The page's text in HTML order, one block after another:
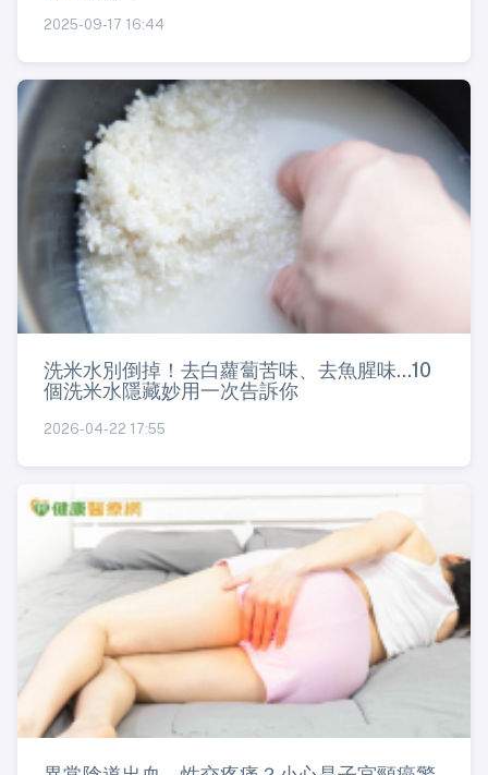
2025-09-17 16:44
洗米水別倒掉！去白蘿蔔苦味、去魚腥味...10
個洗米水隱藏妙用一次告訴你
2026-04-22 17:55